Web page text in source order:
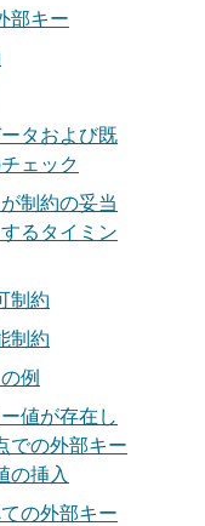
部キー
タおよび既
ェック
制約の妥当
るタイミン
制約
制約
例
値が存在し
での外部キー
の挿入
の外部キー